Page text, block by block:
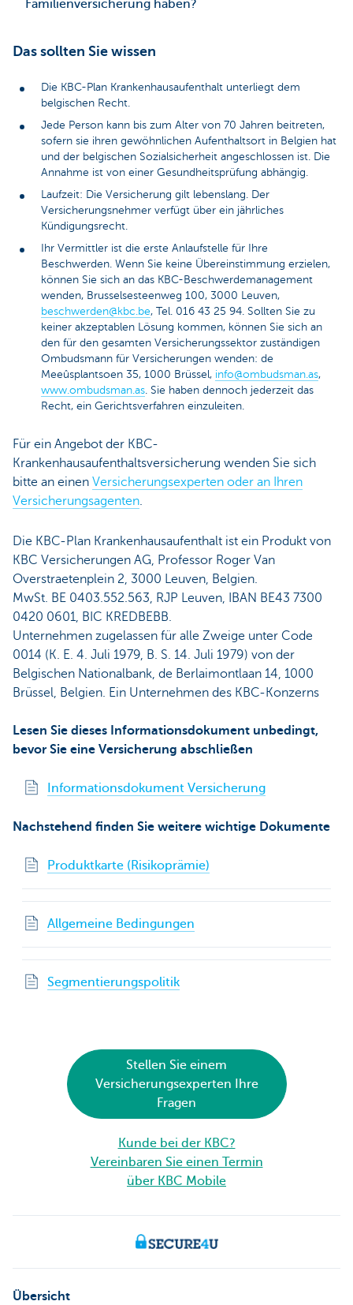
Familienversicherung haben?
Das sollten Sie wissen
Die KBC-Plan Krankenhausaufenthalt unterliegt dem
belgischen Recht.
Jede Person kann bis zum Alter von 70 Jahren beitreten,
sofern sie ihren gewöhnlichen Aufenthaltsort in Belgien hat
und der belgischen Sozialsicherheit angeschlossen ist. Die
Annahme ist von einer Gesundheitsprüfung abhängig.
Laufzeit: Die Versicherung gilt lebenslang. Der
Versicherungsnehmer verfügt über ein jährliches
Kündigungsrecht.
Ihr Vermittler ist die erste Anlaufstelle für Ihre
Beschwerden. Wenn Sie keine Übereinstimmung erzielen,
können Sie sich an das KBC-Beschwerdemanagement
wenden, Brusselsesteenweg 100, 3000 Leuven,
beschwerden@kbc.be, Tel. 016 43 25 94. Sollten Sie zu
keiner akzeptablen Lösung kommen, können Sie sich an
den für den gesamten Versicherungssektor zuständigen
Ombudsmann für Versicherungen wenden: de
Meeûsplantsoen 35, 1000 Brüssel, info@ombudsman.as,
www.ombudsman.as. Sie haben dennoch jederzeit das
Recht, ein Gerichtsverfahren einzuleiten.
Für ein Angebot der KBC-
Krankenhausaufenthaltsversicherung wenden Sie sich
bitte an einen Versicherungsexperten oder an Ihren
Versicherungsagenten.
Die KBC-Plan Krankenhausaufenthalt ist ein Produkt von
KBC Versicherungen AG, Professor Roger Van
Overstraetenplein 2, 3000 Leuven, Belgien.
MwSt. BE 0403.552.563, RJP Leuven, IBAN BE43 7300
0420 0601, BIC KREDBEBB.
Unternehmen zugelassen für alle Zweige unter Code
0014 (K. E. 4. Juli 1979, B. S. 14. Juli 1979) von der
Belgischen Nationalbank, de Berlaimontlaan 14, 1000
Brüssel, Belgien. Ein Unternehmen des KBC-Konzerns
Lesen Sie dieses Informationsdokument unbedingt,
bevor Sie eine Versicherung abschließen
Informationsdokument Versicherung
Nachstehend finden Sie weitere wichtige Dokumente
Produktkarte (Risikoprämie)
Allgemeine Bedingungen
Segmentierungspolitik
Stellen Sie einem
Versicherungsexperten Ihre
Fragen
Kunde bei der KBC?
Vereinbaren Sie einen Termin
über KBC Mobile
Übersicht